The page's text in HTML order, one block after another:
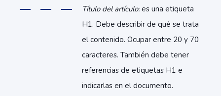
Título del artículo:es una etiqueta
H1. Debe describir de qué se trata
el contenido. Ocupar entre 20 y 70
caracteres. También debe tener
referencias de etiquetas H1 e
indicarlas en el documento.